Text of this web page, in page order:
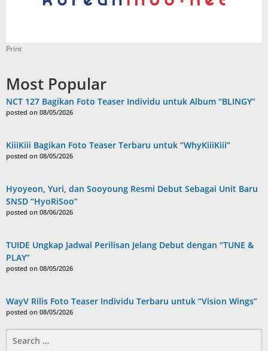
Print
Most Popular
NCT 127 Bagikan Foto Teaser Individu untuk Album “BLINGY”
posted on 08/05/2026
KiiiKiii Bagikan Foto Teaser Terbaru untuk “WhyKiiiKiii”
posted on 08/05/2026
Hyoyeon, Yuri, dan Sooyoung Resmi Debut Sebagai Unit Baru
SNSD “HyoRiSoo”
posted on 08/06/2026
TUIDE Ungkap Jadwal Perilisan Jelang Debut dengan “TUNE &
PLAY”
posted on 08/05/2026
WayV Rilis Foto Teaser Individu Terbaru untuk “Vision Wings”
posted on 08/05/2026
for: